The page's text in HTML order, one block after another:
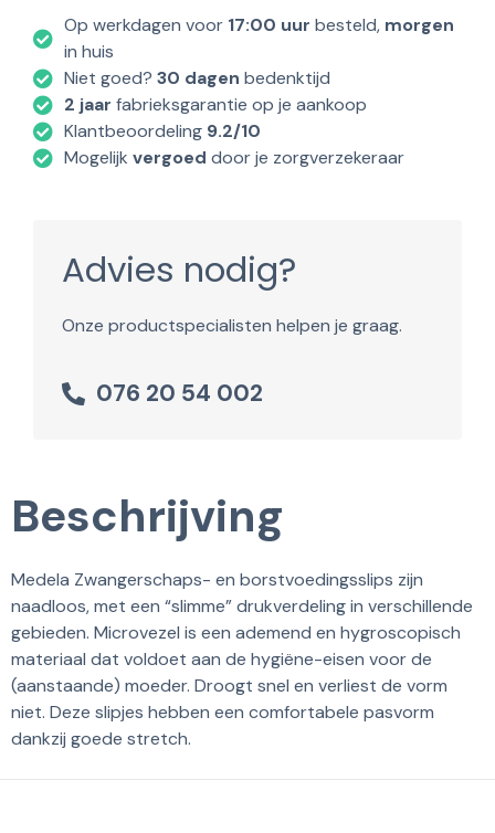
Op werkdagen voor 17:00 uur besteld, morgen
in huis
Niet goed? 30 dagen bedenktijd
2 jaar fabrieksgarantie op je aankoop
Klantbeoordeling 9.2/10
Mogelijk vergoed door je zorgverzekeraar
Advies nodig?
Onze productspecialisten helpen je graag.
076 20 54 002
Beschrijving
Medela Zwangerschaps- en borstvoedingsslips zijn
naadloos, met een “slimme” drukverdeling in verschillende
gebieden. Microvezel is een ademend en hygroscopisch
materiaal dat voldoet aan de hygiëne-eisen voor de
(aanstaande) moeder. Droogt snel en verliest de vorm
niet. Deze slipjes hebben een comfortabele pasvorm
dankzij goede stretch.